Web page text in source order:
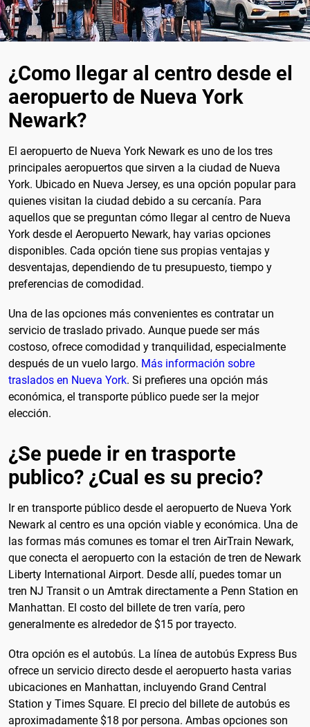
¿Como llegar al centro desde el
aeropuerto de Nueva York
Newark?
El aeropuerto de Nueva York Newark es uno de los tres
principales aeropuertos que sirven a la ciudad de Nueva
York. Ubicado en Nueva Jersey, es una opción popular para
quienes visitan la ciudad debido a su cercanía. Para
aquellos que se preguntan cómo llegar al centro de Nueva
York desde el Aeropuerto Newark, hay varias opciones
disponibles. Cada opción tiene sus propias ventajas y
desventajas, dependiendo de tu presupuesto, tiempo y
preferencias de comodidad.
Una de las opciones más convenientes es contratar un
servicio de traslado privado. Aunque puede ser más
costoso, ofrece comodidad y tranquilidad, especialmente
después de un vuelo largo. Más información sobre
traslados en Nueva York. Si prefieres una opción más
económica, el transporte público puede ser la mejor
elección.
¿Se puede ir en trasporte
publico? ¿Cual es su precio?
Ir en transporte público desde el aeropuerto de Nueva York
Newark al centro es una opción viable y económica. Una de
las formas más comunes es tomar el tren AirTrain Newark,
que conecta el aeropuerto con la estación de tren de Newark
Liberty International Airport. Desde allí, puedes tomar un
tren NJ Transit o un Amtrak directamente a Penn Station en
Manhattan. El costo del billete de tren varía, pero
generalmente es alrededor de $15 por trayecto.
Otra opción es el autobús. La línea de autobús Express Bus
ofrece un servicio directo desde el aeropuerto hasta varias
ubicaciones en Manhattan, incluyendo Grand Central
Station y Times Square. El precio del billete de autobús es
aproximadamente $18 por persona. Ambas opciones son